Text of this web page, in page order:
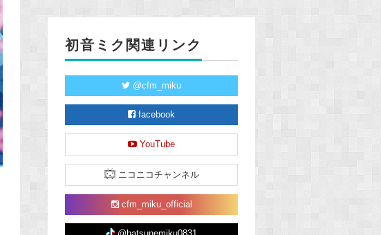
初音ミク関連リンク
@cfm_miku
facebook
YouTube
ニコニコチャンネル
cfm_miku_official